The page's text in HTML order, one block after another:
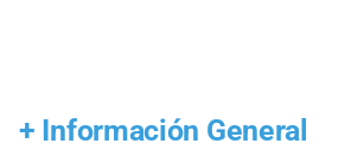
+ Información General